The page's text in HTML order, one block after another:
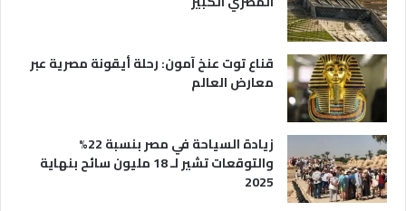
ح
ي
قناع توت عنخ آمون: رحلة أيقونة مصرية عبر
معارض العالم
زيادة السياحة في مصر بنسبة 22%
والتوقعات تشير لـ 18 مليون سائح بنهاية
2025